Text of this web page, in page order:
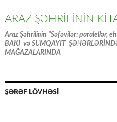
ARAZ ŞƏHRİLİNİN
Araz Şəhrilinin “Səfəvilər: paralellər,
BAKI və SUMQAYIT
MAĞAZALARINDA
ŞƏRƏF LÖVHƏSİ